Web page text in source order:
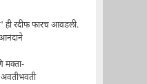
रदीफ फारच आवडली.
मक्ता-